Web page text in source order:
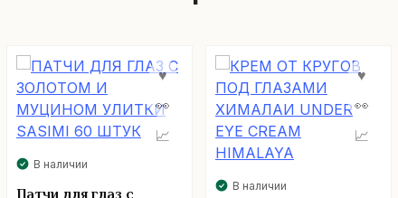
В наличии
В наличии